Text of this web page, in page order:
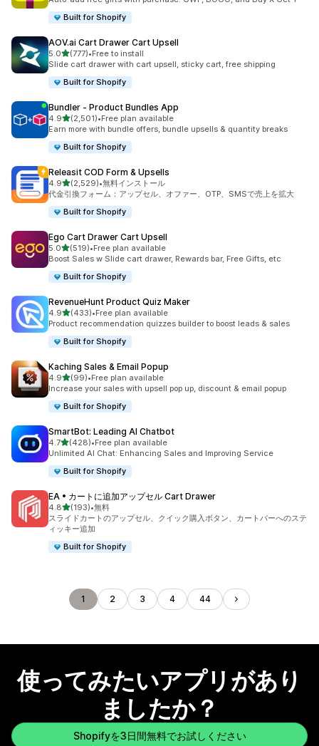
Built for Shopify
AOV.ai Cart Drawer Cart Upsell
5.05つ星中
(777)
合計レビュー数：777件
•Free to install
Slide cart drawer with cart upsell, sticky cart, free shipping
Built for Shopify
Bundler ‑ Product Bundles App
4.95つ星中
(2,501)
合計レビュー数：2501件
•Free plan available
Earn more with bundle offers, bundle upsells & quantity breaks
Built for Shopify
Releasit COD Form & Upsells
4.95つ星中
(2,529)
合計レビュー数：2529件
•無料インストール
代金引換フォーム：アップセル、オファー、OTP、SMSで売上を拡大
Built for Shopify
Ego Cart Drawer Cart Upsell
5.05つ星中
(519)
合計レビュー数：519件
•Free plan available
Boost Sales w Slide cart drawer, Rewards bar, Free Gifts, etc
Built for Shopify
RevenueHunt Product Quiz Maker
4.95つ星中
(433)
合計レビュー数：433件
•Free plan available
Product recommendation quizzes builder to boost leads & sales
Built for Shopify
Kaching Sales & Email Popup
4.95つ星中
(99)
合計レビュー数：99件
•Free plan available
Increase your sales with upsell pop up, discount & email popup
Built for Shopify
SmartBot: Leading AI Chatbot
4.75つ星中
(428)
合計レビュー数：428件
•Free plan available
Unlimited AI Chat: Enhancing Sales and Improving Service
Built for Shopify
EA • カートに追加アップセル Cart Drawer
4.85つ星中
(193)
合計レビュー数：193件
•無料
スライドカートのアップセル、クイック購入ボタン、カートバーへのステ
ィッキー追加
Built for Shopify
1 2 3 4 44
使ってみたいアプリがあり
ましたか？
Shopifyを3日間無料でお試しください